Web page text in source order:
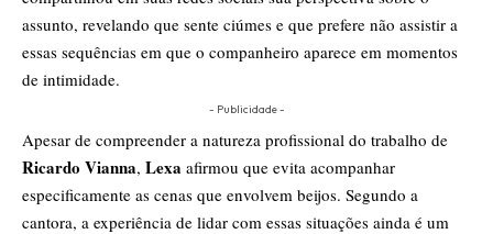
assunto, revelando que sente ciúmes e que prefere não assistir a
essas sequências em que o companheiro aparece em momentos
de intimidade.
- Publicidade -
Apesar de compreender a natureza profissional do trabalho de
Ricardo Vianna, Lexa afirmou que evita acompanhar
especificamente as cenas que envolvem beijos. Segundo a
cantora, a experiência de lidar com essas situações ainda é um